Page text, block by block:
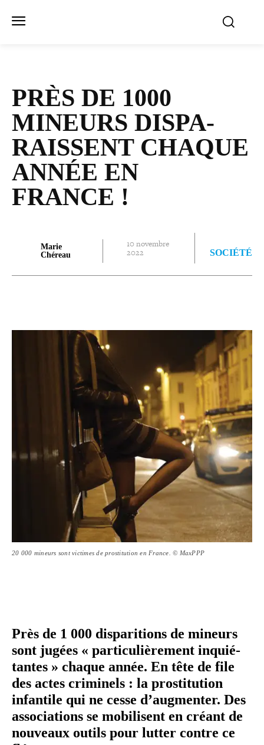
PRÈS DE 1000
MINEURS DIS­PA­
RAISSENT CHAQUE
ANNÉE EN
FRANCE !
Marie
Chéreau
10 novembre
2022 SOCIÉTÉ
20 000 mineurs sont victimes de prostitution en France. © MaxPPP
Près de 1 000 dis­pa­ri­tions de mineurs
sont jugées « par­ti­cu­liè­re­ment inquié­
tantes » chaque année. En tête de file
des actes criminels : la pros­ti­tu­tion
infantile qui ne cesse d’augmenter. Des
asso­cia­tions se mobi­lisent en créant de
nouveaux outils pour lutter contre ce